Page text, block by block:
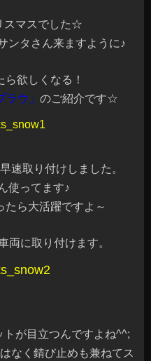
スマスでした☆
ンタさん来ますように♪
欲しくなる！
ウ」 のご紹介です☆
速取り付けしました。
使ってます♪
たら大活躍ですよ～
両に取り付けます。
が目立つんですよね^^;
なく錆び止めも兼ねてス